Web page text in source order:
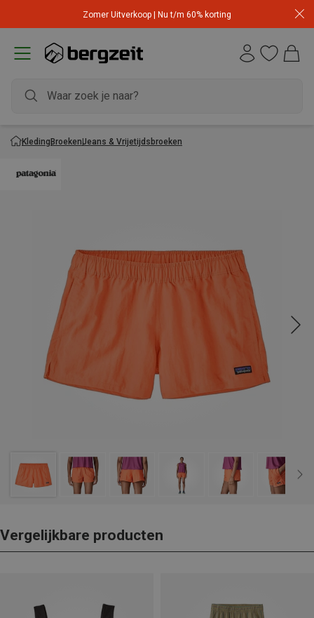
Zomer Uitverkoop | Nu t/m 60% korting
KledingBroekenJeans & Vrijetijdsbroeken
Vergelijkbare producten